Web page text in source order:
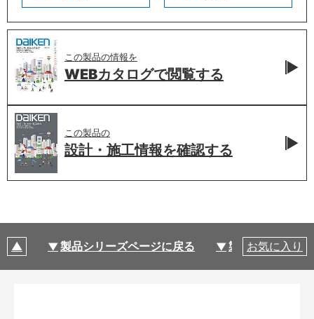
この製品の情報を
WEBカタログで閲覧する
この製品の
設計・施工情報を確認する
製品シリーズページに戻る 製品仕様
お気に入り